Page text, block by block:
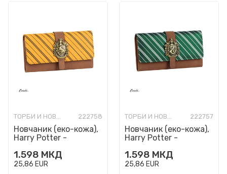
ТОРБИ И НОВЧАНИЦИ МОДНИ 222758
Новчаник (еко-кожа),
Harry Potter -
1.598 МКД
25,86 EUR
ТОРБИ И НОВЧАНИЦИ МОДНИ 222757
Новчаник (еко-кожа),
Harry Potter -
1.598 МКД
25,86 EUR